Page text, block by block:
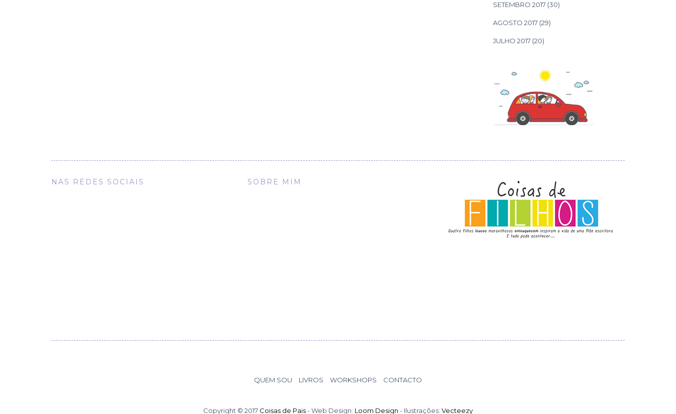
SETEMBRO 2017(30)
AGOSTO 2017(29)
JULHO 2017(20)
NAS REDES SOCIAIS SOBRE MIM
QUEM SOU LIVROS WORKSHOPS CONTACTO
Copyright © 2017 Coisas de Pais- Web Design: Loom Design - Ilustrações: Vecteezy